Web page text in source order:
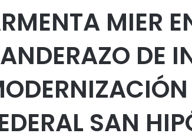
MIER
DE
SAN